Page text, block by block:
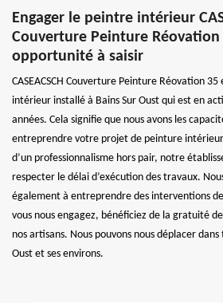
Engager le peintre intérieur
Couverture Peinture
opportunité à saisir
CASEACSCH Couverture Peinture Réovation
intérieur installé à Bains Sur Oust qui est en
années. Cela signifie que nous avons les
entreprendre votre projet de peinture
d’un professionnalisme hors pair, notre
respecter le délai d’exécution des travaux.
également à entreprendre des interventions
vous nous engagez, bénéficiez de la gratuité
nos artisans. Nous pouvons nous déplacer
Oust et ses environs.